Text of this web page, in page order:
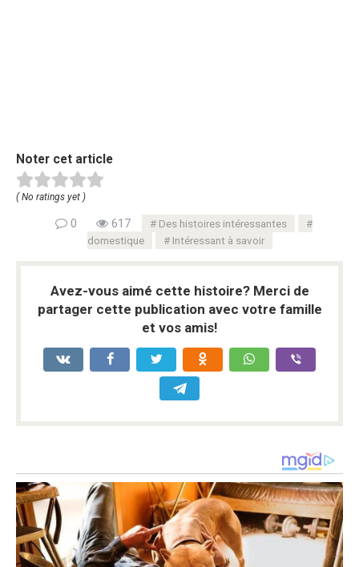
Noter cet article
( No ratings yet )
0 617
Des histoires intéressantes
domestique
Intéressant à savoir
Avez-vous aimé cette histoire? Merci de
partager cette publication avec votre famille
et vos amis!